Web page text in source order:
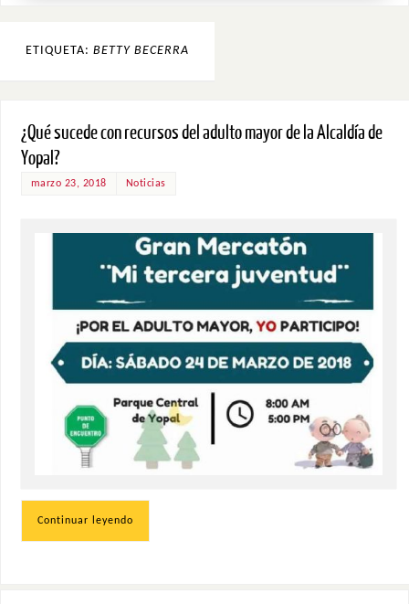
ETIQUETA: BETTY BECERRA
¿Qué sucede con recursos del adulto mayor de la Alcaldía de
Yopal?
marzo 23, 2018 Noticias
Continuar leyendo